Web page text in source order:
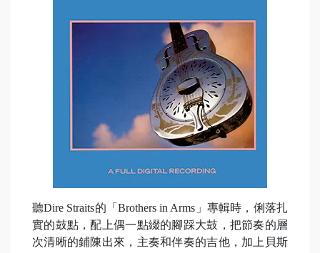
聽Dire Straits的「Brothers in Arms」專輯時，俐落扎
實的鼓點，配上偶一點綴的腳踩大鼓，把節奏的層
次清晰的鋪陳出來，主奏和伴奏的吉他，加上貝斯